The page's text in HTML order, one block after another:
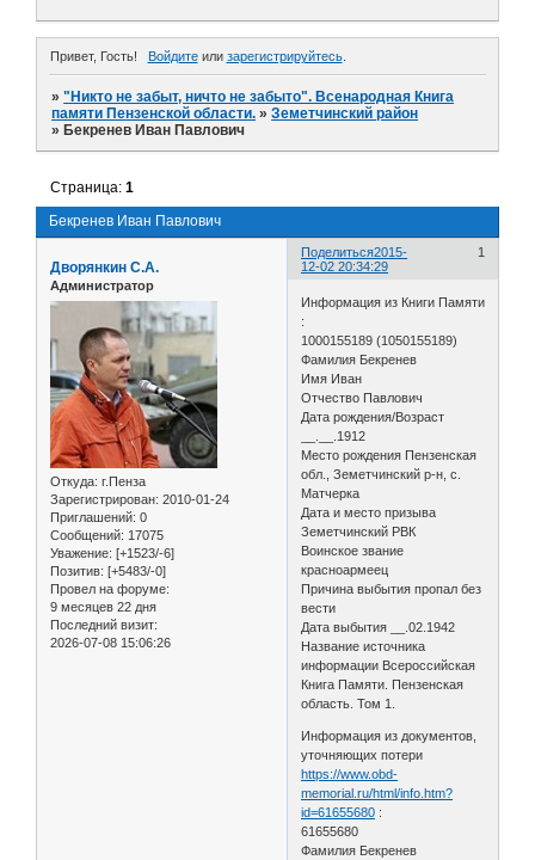
Привет, Гость! Войдитеили зарегистрируйтесь.
»"Никто не забыт, ничто не забыто". Всенародная Книга
памяти Пензенской области. »Земетчинский район
» Бекренев Иван Павлович
Бекренев Иван Павлович
Страница:1
Поделиться 1
2015-
12-02 20:34:29
Дворянкин С.А.
Администратор
Откуда: г.Пенза
Зарегистрирован: 2010-01-24
Приглашений: 0
Сообщений: 17075
Уважение: [+1523/-6]
Позитив: [+5483/-0]
Провел на форуме:
9 месяцев 22 дня
Последний визит:
2026-07-08 15:06:26
Информация из Книги Памяти
:
1000155189 (1050155189)
Фамилия Бекренев
Имя Иван
Отчество Павлович
Дата рождения/Возраст
__.__.1912
Место рождения Пензенская
обл., Земетчинский р-н, с.
Матчерка
Дата и место призыва
Земетчинский РВК
Воинское звание
красноармеец
Причина выбытия пропал без
вести
Дата выбытия __.02.1942
Название источника
информации Всероссийская
Книга Памяти. Пензенская
область. Том 1.
Информация из документов,
уточняющих потери
https://www.obd-
memorial.ru/html/info.htm?
id=61655680 :
61655680
Фамилия Бекренев